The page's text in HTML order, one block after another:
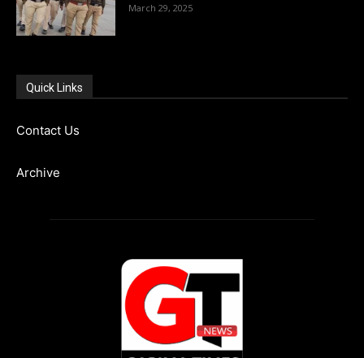
March 29, 2025
Quick Links
Contact Us
Archive